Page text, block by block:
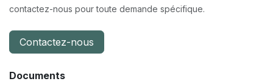
contactez-nous pour toute demande spécifique.
Contactez-nous
Documents